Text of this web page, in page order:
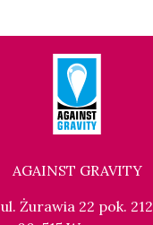
AGAINST GRAVITY
ul. Żurawia 22 pok. 212